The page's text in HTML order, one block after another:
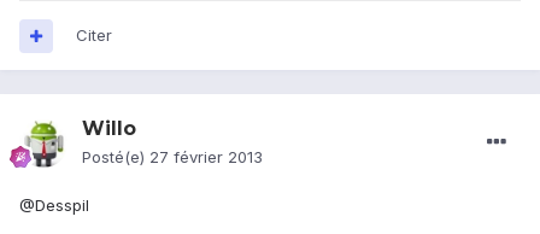
Citer
Willo
Posté(e) 27 février 2013
@Desspil